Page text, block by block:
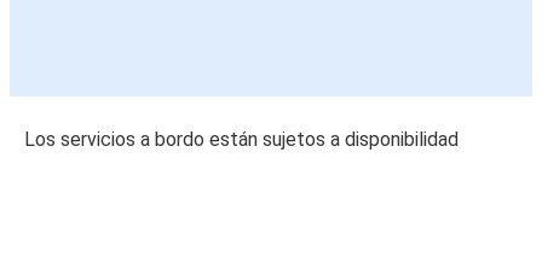
Los servicios a bordo están sujetos a disponibilidad